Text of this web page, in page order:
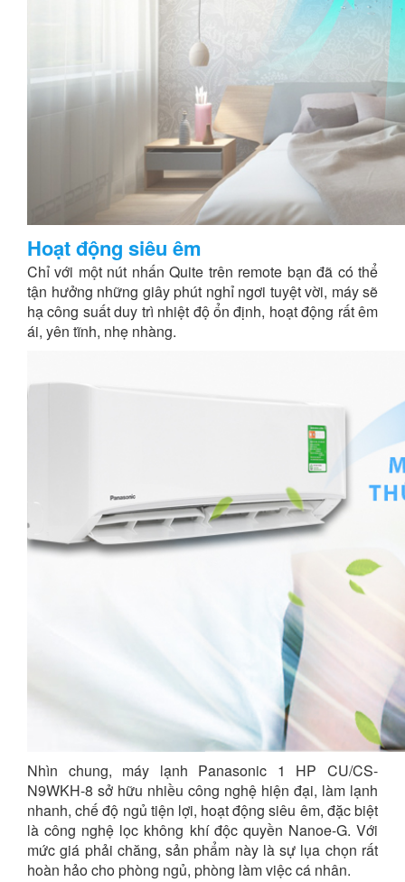
Hoạt động siêu êm
Chỉ với một nút nhấn Quite trên remote bạn đã có thể
tận hưởng những giây phút nghỉ ngơi tuyệt vời, máy sẽ
hạ công suất duy trì nhiệt độ ổn định, hoạt động rất êm
ái, yên tĩnh, nhẹ nhàng.
Nhìn chung, máy lạnh Panasonic 1 HP CU/CS-
N9WKH-8 sở hữu nhiều công nghệ hiện đại, làm lạnh
nhanh, chế độ ngủ tiện lợi, hoạt động siêu êm, đặc biệt
là công nghệ lọc không khí độc quyền Nanoe-G. Với
mức giá phải chăng, sản phẩm này là sự lụa chọn rất
hoàn hảo cho phòng ngủ, phòng làm việc cá nhân.